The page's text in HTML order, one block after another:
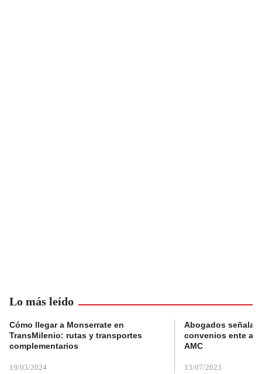
Lo más leído
Cómo llegar a Monserrate en
TransMilenio: rutas y transportes
complementarios
19/03/2024
Abogados
convenios ente
AMC
13/07/2023